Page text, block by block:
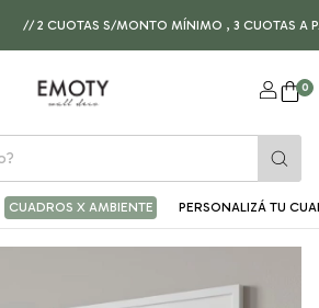
// 2 CUOTAS S/MONTO MÍNIMO , 3 CUOTAS A
0
CUADROS X AMBIENTE PERSONALIZÁ TU